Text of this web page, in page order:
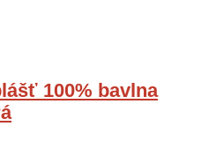
100% bavlna